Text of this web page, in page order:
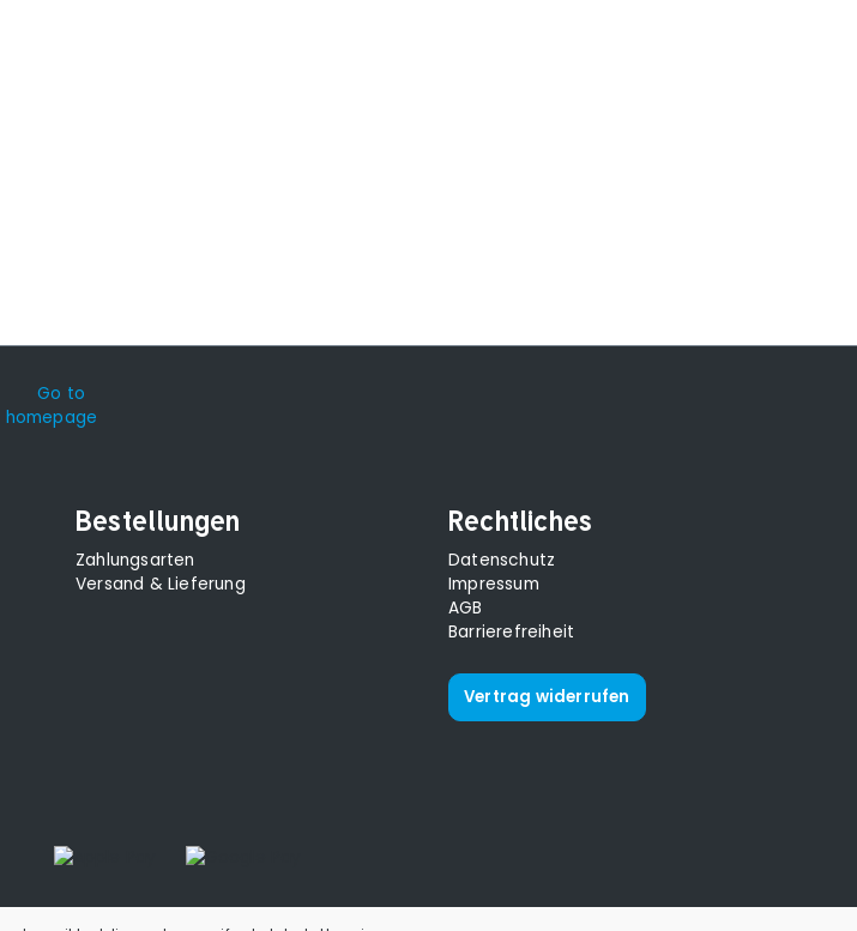
Bestellungen
Zahlungsarten
Versand & Lieferung
Rechtliches
Datenschutz
Impressum
AGB
Barrierefreiheit
Vertrag widerrufen